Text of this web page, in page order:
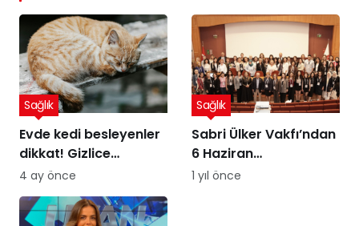
Evde kedi besleyenler
dikkat! Gizlice
yerleşen parazit,
görme kaybına yol
açıyor
Sağlık
4 ay önce
Sabri Ülker Vakfı’ndan
6 Haziran
Diyetisyenler Günü’ne
Sağlık
1 yıl önce